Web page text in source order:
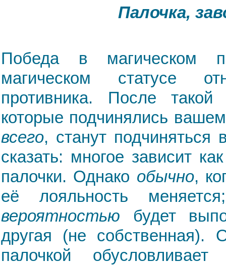
Палочка,
Победа в магическом
магическом статусе
противника. После
которые подчинялись
всего, станут
сказать: многое зависит
палочки. Однако обычно,
её лояльность
вероятностью будет
другая (не собственная).
палочкой